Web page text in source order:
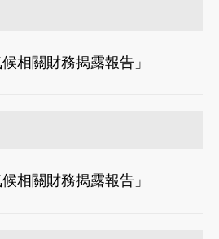
相關財務揭露報告」
相關財務揭露報告」